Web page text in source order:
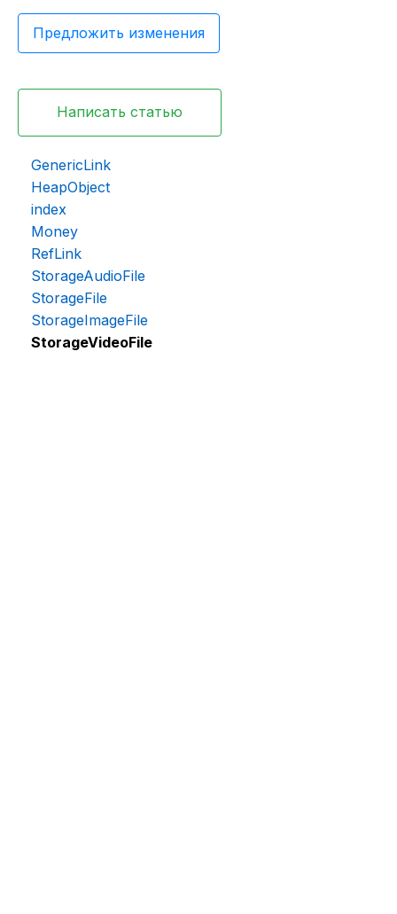
Предложить изменения
Написать статью
GenericLink
HeapObject
index
Money
RefLink
StorageAudioFile
StorageFile
StorageImageFile
StorageVideoFile